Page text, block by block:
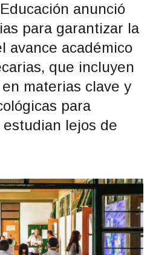
anunció
para garantizar la
avance académico
que incluyen
materias clave y
para
lejos de